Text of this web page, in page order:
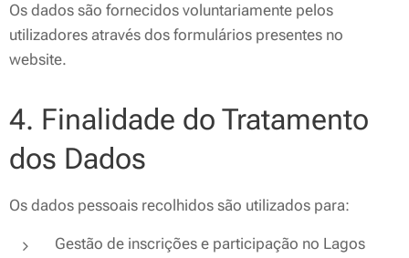
Os dados são fornecidos voluntariamente pelos
utilizadores através dos formulários presentes no
website.
4. Finalidade do Tratamento
dos Dados
Os dados pessoais recolhidos são utilizados para:
Gestão de inscrições e participação no Lagos